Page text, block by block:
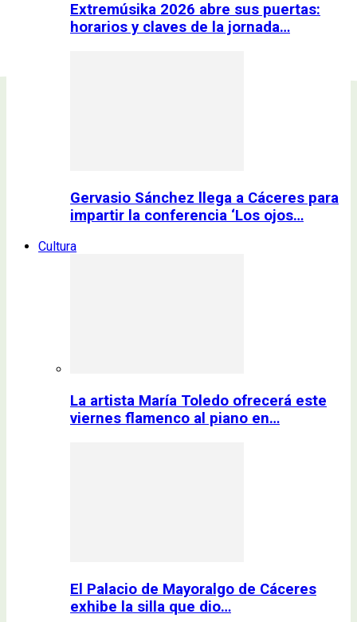
Extremúsika 2026 abre sus puertas:
horarios y claves de la jornada…
Gervasio Sánchez llega a Cáceres para
impartir la conferencia ‘Los ojos…
Cultura
La artista María Toledo ofrecerá este
viernes flamenco al piano en…
El Palacio de Mayoralgo de Cáceres
exhibe la silla que dio…